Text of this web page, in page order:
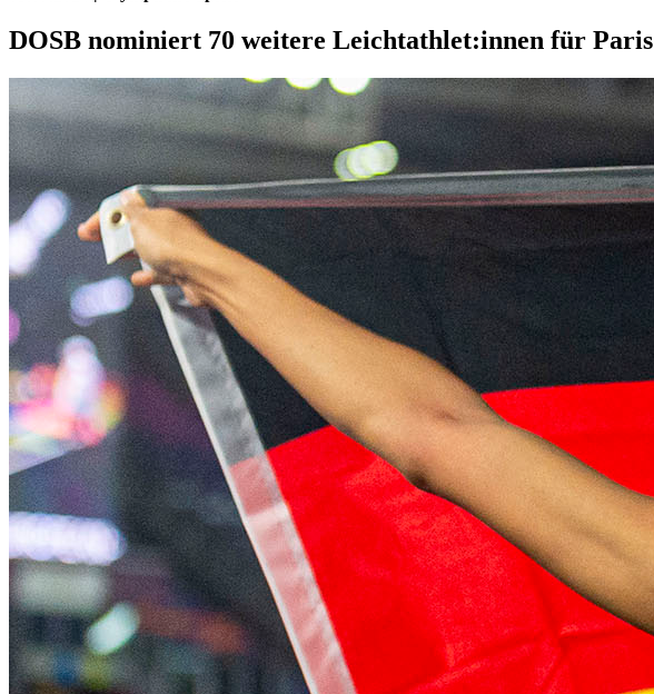
DOSB nominiert 70 weitere Leichtathlet:innen für Paris